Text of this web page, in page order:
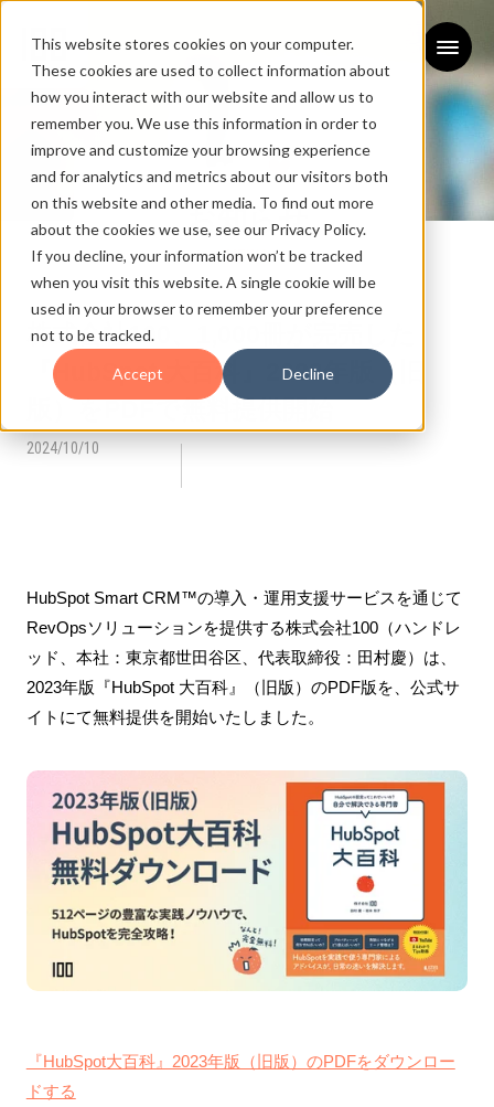
This website stores cookies on your computer.
These cookies are used to collect information about
how you interact with our website and allow us to
remember you. We use this information in order to
improve and customize your browsing experience
and for analytics and metrics about our visitors both
on this website and other media. To find out more
about the cookies we use, see our Privacy Policy.
If you decline, your information won’t be tracked
when you visit this website. A single cookie will be
used in your browser to remember your preference
not to be tracked.
Accept Decline
お知らせ
NEWS
株式会社100、1,000冊が完売した
『HubSpot 大百科』2023年版（旧
版）をPDFで無料提供開始
2024/10/10
HubSpot Smart CRM™の導入・運用支援サービスを通じて
RevOpsソリューションを提供する株式会社100（ハンドレ
ッド、本社：東京都世田谷区、代表取締役：田村慶）は、
2023年版『HubSpot 大百科』（旧版）のPDF版を、公式サ
イトにて無料提供を開始いたしました。
『HubSpot大百科』2023年版（旧版）のPDFをダウンロー
ドする